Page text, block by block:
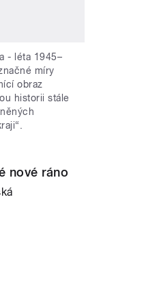
- léta 1945–
míry
obraz
historii stále
nové ráno